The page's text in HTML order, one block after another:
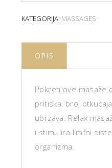
KATEGORIJA: MASSAGES
OPIS
Pokreti ove masaže
pritiska, broj
ubrzava. Relax
i stimulira limfni
organizma.